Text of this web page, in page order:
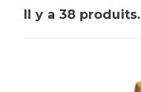
Il y a 38 produits.